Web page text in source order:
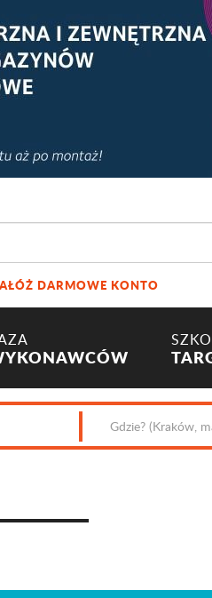
DARMOWE KONTO